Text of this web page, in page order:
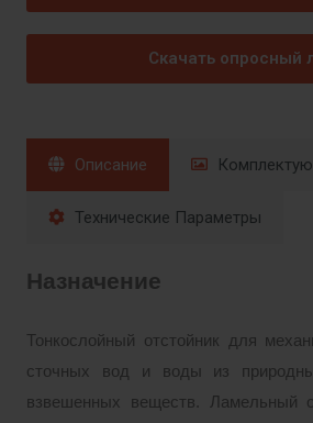
Скачать опросный
Описание
Технические Параметры
Назначение
Тонкослойный отстойник для
сточных вод и воды из
взвешенных веществ. Ламельный